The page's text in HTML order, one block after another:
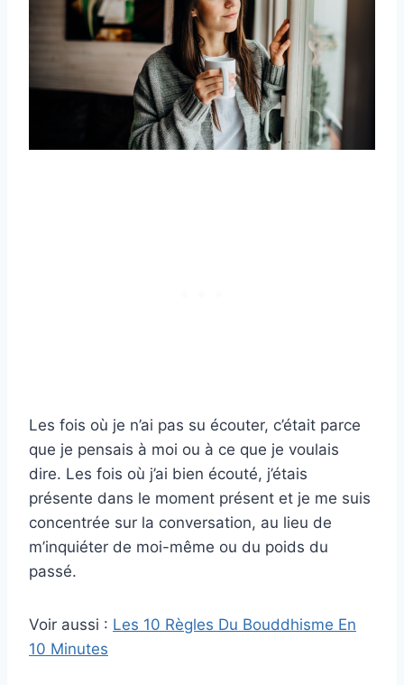
Les fois où je n’ai pas su écouter, c’était parce
que je pensais à moi ou à ce que je voulais
dire. Les fois où j’ai bien écouté, j’étais
présente dans le moment présent et je me suis
concentrée sur la conversation, au lieu de
m’inquiéter de moi-même ou du poids du
passé.
Voir aussi : Les 10 Règles Du Bouddhisme En
10 Minutes